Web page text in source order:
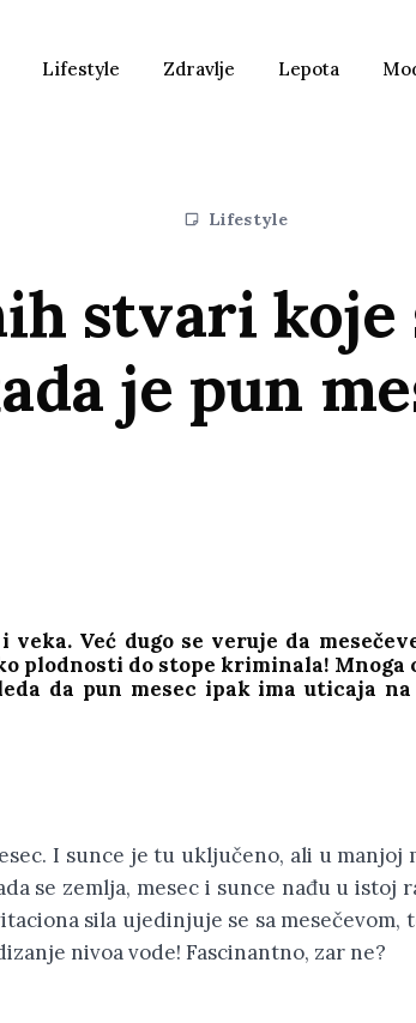
Lifestyle Zdravlje Lepota
Lifestyle
stvari koje
je pun
Već dugo se veruje da
plodnosti do stope kriminala! Mnoga
da pun mesec ipak ima uticaja
I sunce je tu uključeno, ali u manjoj
se zemlja, mesec i sunce nađu u istoj
sila ujedinjuje se sa mesečevom,
nivoa vode! Fascinantno, zar ne?